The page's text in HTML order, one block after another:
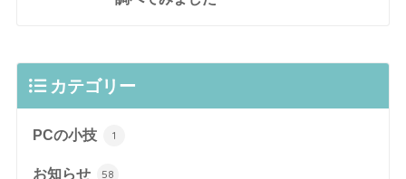
カテゴリー
PCの小技 1
お知らせ 58